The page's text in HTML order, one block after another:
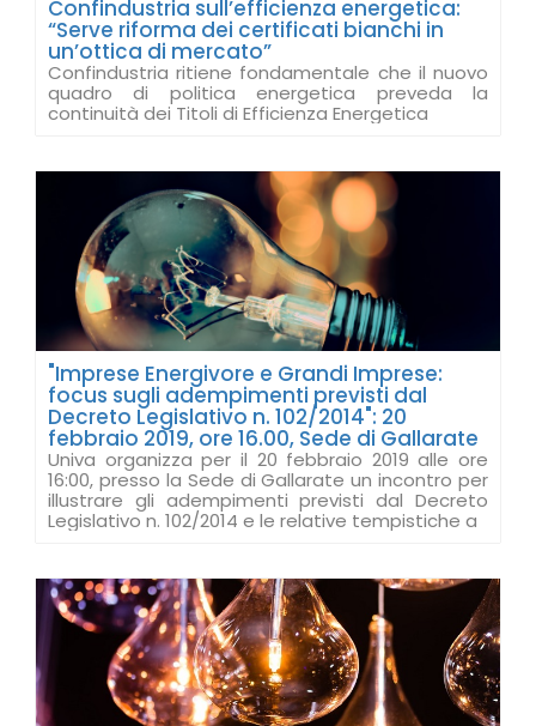
Confindustria sull’efficienza energetica:
“Serve riforma dei certificati bianchi in
un’ottica di mercato”
Confindustria ritiene fondamentale che il nuovo
quadro di politica energetica preveda la
continuità dei Titoli di Efficienza Energetica
"Imprese Energivore e Grandi Imprese:
focus sugli adempimenti previsti dal
Decreto Legislativo n. 102/2014": 20
febbraio 2019, ore 16.00, Sede di Gallarate
Univa organizza per il 20 febbraio 2019 alle ore
16:00, presso la Sede di Gallarate un incontro per
illustrare gli adempimenti previsti dal Decreto
Legislativo n. 102/2014 e le relative tempistiche a